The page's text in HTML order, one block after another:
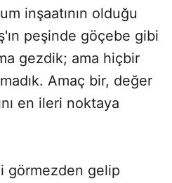
inşaatının olduğu
peşinde göçebe gibi
gezdik; ama hiçbir
Amaç bir, değer
en ileri noktaya
görmezden gelip